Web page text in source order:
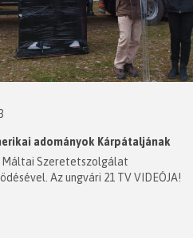
adományok Kárpátaljának
Máltai Szeretetszolgálat
Az ungvári 21 TV VIDEÓJA!